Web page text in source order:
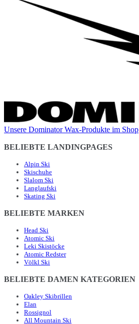
Unsere Dominator Wax-Produkte im Shop
BELIEBTE LANDINGPAGES
Alpin Ski
Skischuhe
Slalom Ski
Langlaufski
Skating Ski
BELIEBTE MARKEN
Head Ski
Atomic Ski
Leki Skistöcke
Atomic Redster
Völkl Ski
BELIEBTE DAMEN KATEGORIEN
Oakley Skibrillen
Elan
Rossignol
All Mountain Ski